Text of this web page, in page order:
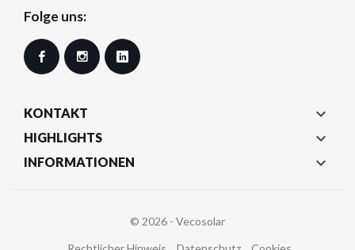
Folge uns:
Facebook Instagram
KONTAKT 
HIGHLIGHTS 
INFORMATIONEN 
© 2026 - Vecosolar